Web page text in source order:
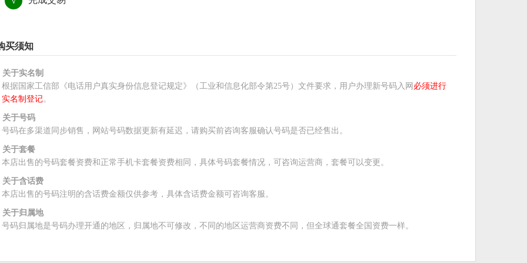
买须知
关于实名制
根据国家工信部《电话用户真实身份信息登记规定》（工业和信息化部令第25号）文件要求，用户办理新号码入网 必须进行
实名制登记。
关于号码
号码在多渠道同步销售，网站号码数据更新有延迟，请购买前咨询客服确认号码是否已经售出。
关于套餐
本店出售的号码套餐资费和正常手机卡套餐资费相同，具体号码套餐情况，可咨询运营商，套餐可以变更。
关于含话费
本店出售的号码注明的含话费金额仅供参考，具体含话费金额可咨询客服。
关于归属地
号码归属地是号码办理开通的地区，归属地不可修改，不同的地区运营商资费不同，但全球通套餐全国资费一样。